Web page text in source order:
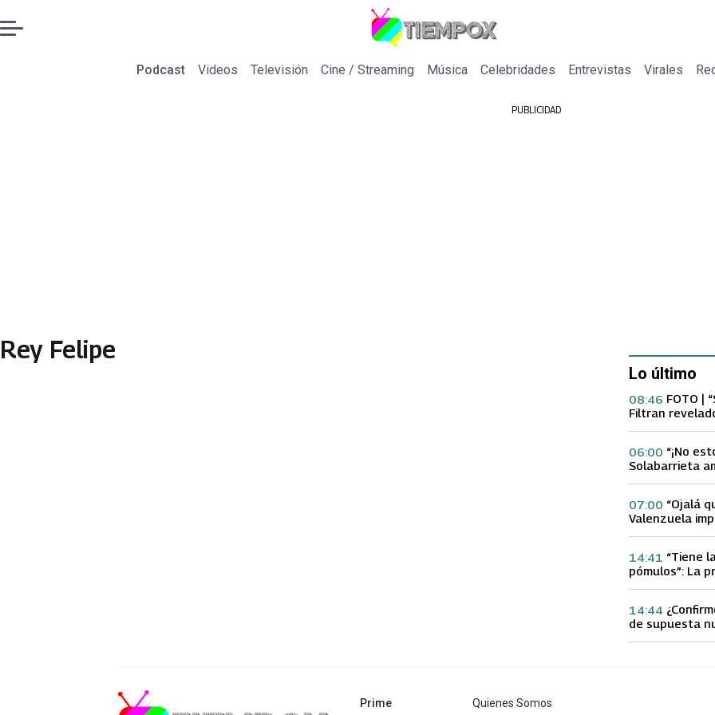
Podcast Videos Televisión Cine / Streaming Música Celebridades Entrevistas Virales
PUBLICIDAD
Rey Felipe
Lo último
FOTO |
Filtran
08:46
“¡No
Solabarrieta
06:00
“Ojalá
Valenzuela
07:00
“Tiene
pómulos”: La
14:41
de supuesta
14:44
Primeabre en nueva pestañaQuienes Somos